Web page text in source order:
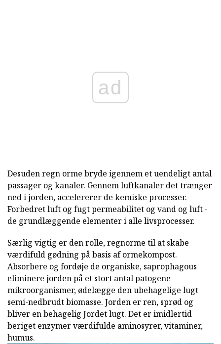
ad
Desuden regn orme bryde igennem et uendeligt antal
passager og kanaler. Gennem luftkanaler det trænger
ned i jorden, accelererer de kemiske processer.
Forbedret luft og fugt permeabilitet og vand og luft -
de grundlæggende elementer i alle livsprocesser.
Særlig vigtig er den rolle, regnorme til at skabe
værdifuld gødning på basis af ormekompost.
Absorbere og fordøje de organiske, saprophagous
eliminere jorden på et stort antal patogene
mikroorganismer, ødelægge den ubehagelige lugt
semi-nedbrudt biomasse. Jorden er ren, sprød og
bliver en behagelig Jordet lugt. Det er imidlertid
beriget enzymer værdifulde aminosyrer, vitaminer,
humus.